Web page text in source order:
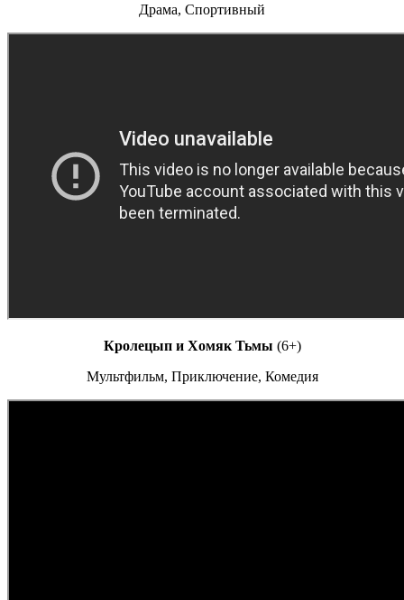
Драма, Спортивный
Кролецып и Хомяк Тьмы (6+)
Мультфильм, Приключение, Комедия